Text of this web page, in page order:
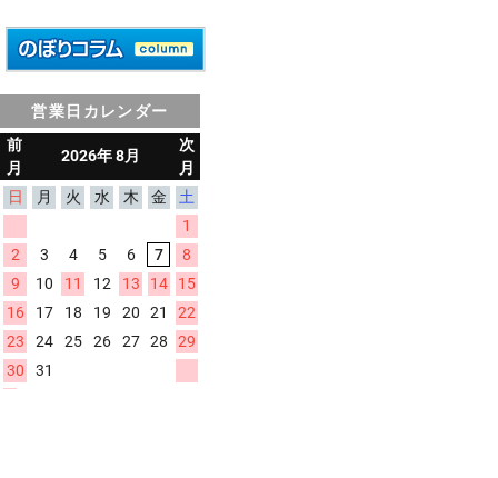
営業日カレンダー